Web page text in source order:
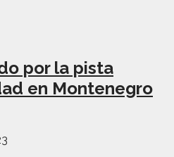
por la pista
en Montenegro